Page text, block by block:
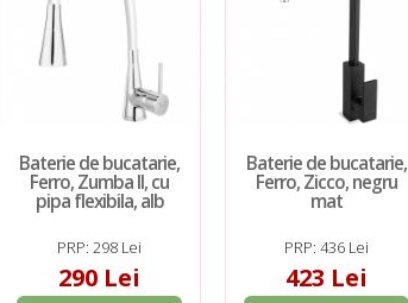
Baterie de bucatarie,
Ferro, Zumba II, cu
pipa flexibila, alb
PRP: 298 Lei
290 Lei
Baterie de bucatarie,
Ferro, Zicco, negru
mat
PRP: 436 Lei
423 Lei